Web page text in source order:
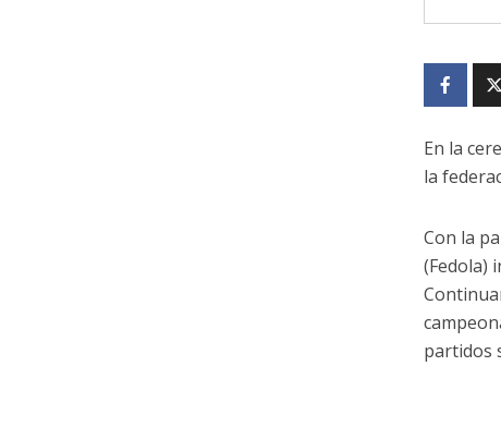
En la
la
Con la
(Fedola)
partidos